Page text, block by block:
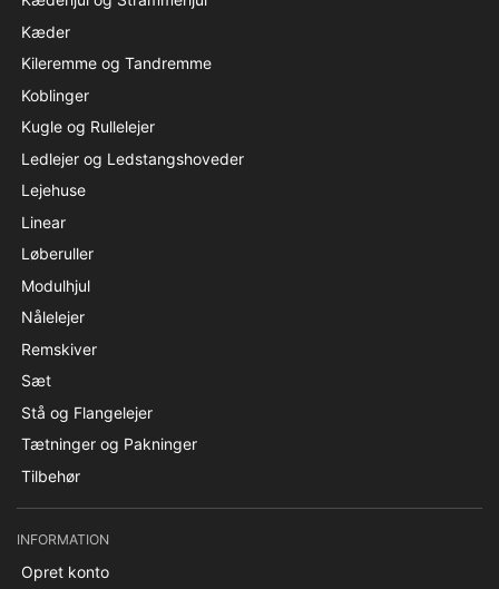
Kæder
Kileremme og Tandremme
Koblinger
Kugle og Rullelejer
Ledlejer og Ledstangshoveder
Lejehuse
Linear
Løberuller
Modulhjul
Nålelejer
Remskiver
Sæt
Stå og Flangelejer
Tætninger og Pakninger
Tilbehør
INFORMATION
Opret konto